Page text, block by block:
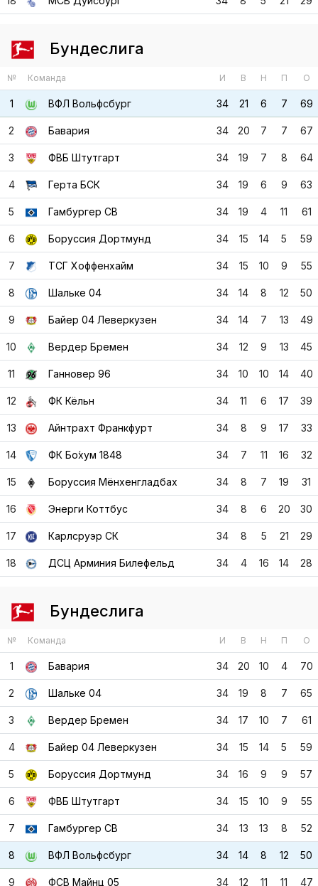
Бундеслига
№ Команда И В Н П О
1 ВФЛ Вольфсбург 34 21 6 7 69
2 Бавария 34 20 7 7 67
3 ФВБ Штутгарт 34 19 7 8 64
4 Герта БСК 34 19 6 9 63
5 Гамбургер СВ 34 19 4 11 61
6 Боруссия Дортмунд 34 15 14 5 59
7 ТСГ Хоффенхайм 34 15 10 9 55
8 Шальке 04 34 14 8 12 50
9 Байер 04 Леверкузен 34 14 7 13 49
10 Вердер Бремен 34 12 9 13 45
11 Ганновер 96 34 10 10 14 40
12 ФК Кёльн 34 11 6 17 39
13 Айнтрахт Франкфурт 34 8 9 17 33
14 ФК Бо́хум 1848 34 7 11 16 32
15 Боруссия Мёнхенгладбах 34 8 7 19 31
16 Энерги Коттбус 34 8 6 20 30
17 Карлсруэр СК 34 8 5 21 29
18 ДСЦ Арминия Билефельд 34 4 16 14 28
Бундеслига
№ Команда И В Н П О
1 Бавария 34 20 10 4 70
2 Шальке 04 34 19 8 7 65
3 Вердер Бремен 34 17 10 7 61
4 Байер 04 Леверкузен 34 15 14 5 59
5 Боруссия Дортмунд 34 16 9 9 57
6 ФВБ Штутгарт 34 15 10 9 55
7 Гамбургер СВ 34 13 13 8 52
8 ВФЛ Вольфсбург 34 14 8 12 50
9 ФСВ Майнц 05 34 12 11 11 47